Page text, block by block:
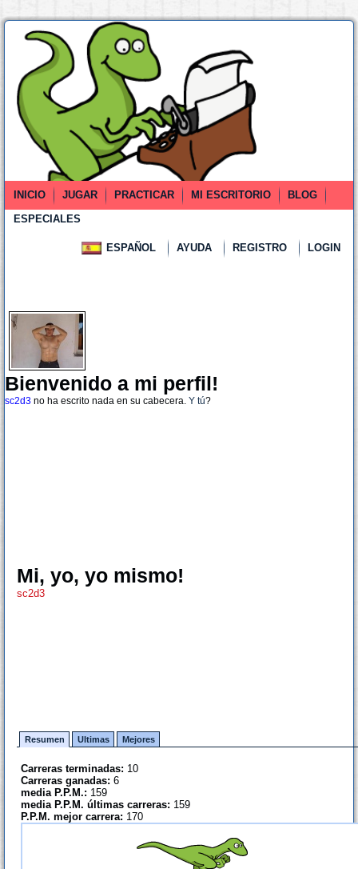
INICIO JUGAR PRACTICAR MI ESCRITORIO
BLOG
ESPECIALES
ESPAÑOL AYUDA REGISTRO LOGIN
Bienvenido a mi perfil!
sc2d3 no ha escrito nada en su cabecera. Y tú?
Mi, yo, yo mismo!
sc2d3
Resumen Ultimas Mejores
Carreras terminadas: 10
Carreras ganadas: 6
media P.P.M.: 159
media P.P.M. últimas carreras: 159
P.P.M. mejor carrera: 170